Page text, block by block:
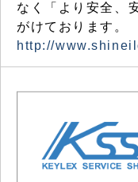
なく「より安全、
がけております。
http://